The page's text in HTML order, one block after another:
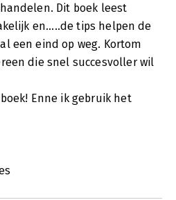
Dit boek leest
en.....de tips helpen de
een eind op weg. Kortom
die snel succesvoller wil
Enne ik gebruik het